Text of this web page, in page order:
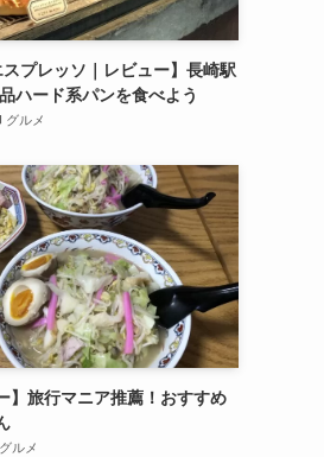
プレッソ｜レビュー】長崎駅
ハード系パンを食べよう
グルメ
】旅行マニア推薦！おすすめ
グルメ